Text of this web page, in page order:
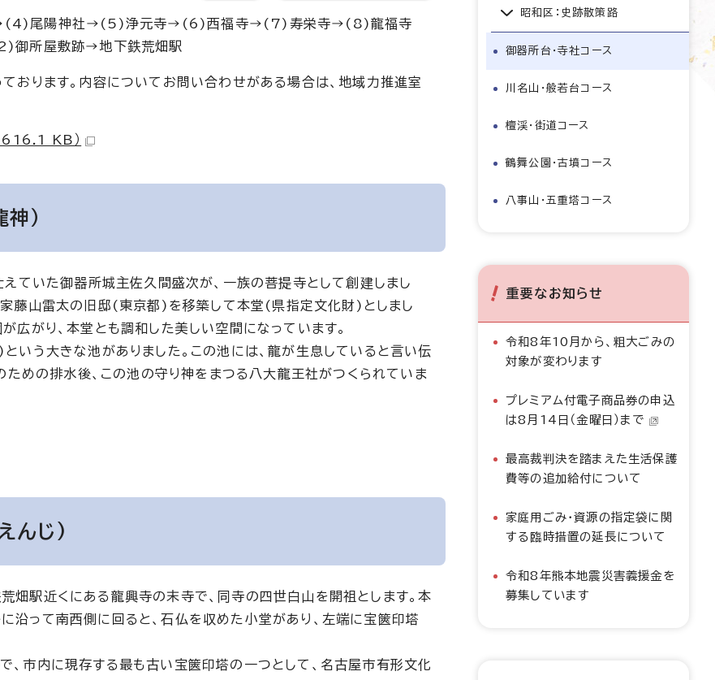
尾陽神社→(5)浄元寺→(6)西福寺→(7)寿栄寺→(8)龍福寺
所屋敷跡→地下鉄荒畑駅
おります。内容についてお問い合わせがある場合は、地域力推進室
616.1 KB）
）
いた御器所城主佐久間盛次が、一族の菩提寺として創建しまし
藤山雷太の旧邸(東京都)を移築して本堂(県指定文化財)としまし
広がり、本堂とも調和した美しい空間になっています。
いう大きな池がありました。この池には、龍が生息していると言い伝
めの排水後、この池の守り神をまつる八大龍王社がつくられていま
んじ)
畑駅近くにある龍興寺の末寺で、同寺の四世白山を開祖とします。本
って南西側に回ると、石仏を収めた小堂があり、左端に宝篋印塔
、市内に現存する最も古い宝篋印塔の一つとして、名古屋市有形文化
昭和区：史跡散策路
御器所台・寺社コース
川名山・般若台コース
檀渓・街道コース
鶴舞公園・古墳コース
八事山・五重塔コース
重要なお知らせ
令和8年10月から、粗大ごみの
対象が変わります
プレミアム付電子商品券の申込
は8月14日（金曜日）まで
最高裁判決を踏まえた生活保護
費等の追加給付について
家庭用ごみ・資源の指定袋に関
する臨時措置の延長について
令和8年熊本地震災害義援金を
募集しています